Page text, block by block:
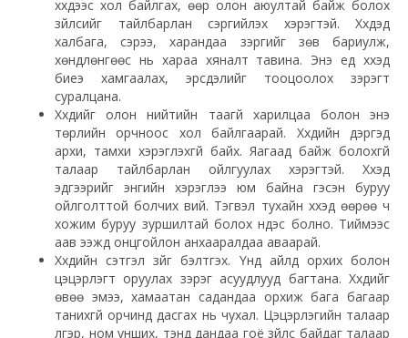
хүүхдээс хол байлгах, өөр олон аюултай байж болох
зүйлсийг тайлбарлан сэргийлэх хэрэгтэй. Хүүхдэд
халбага, сэрээ, харандаа зэргийг зөв бариулж,
хөндлөнгөөс нь хараа хяналт тавина. Энэ үед хүүхэд
биеэ хамгаалах, эрсдэлийг тооцоолох зэрэгт
суралцана.
Хүүхдийг олон нийтийн таагүй харилцаа болон энэ
төрлийн орчноос хол байлгаарай. Хүүхдийн дэргэд
архи, тамхи хэрэглэхгүй байх. Яагаад байж болохгүй
талаар тайлбарлан ойлгуулах хэрэгтэй. Хүүхэд
эдгээрийг энгийн хэрэглээ юм байна гэсэн буруу
ойлголттой болчих вий. Тэгвэл тухайн хүүхэд өөрөө ч
хожим буруу зуршилтай болох үндэс болно. Тиймээс
аав ээжүүд онцгойлон анхааралдаа аваарай.
Хүүхдийн сэтгэл зүйг бэлтгэх. Үүнд айлд орхих болон
цэцэрлэгт оруулах зэрэг асуудлууд багтана. Хүүхдийг
өвөө эмээ, хамаатан садандаа орхиж бага багаар
танихгүй орчинд дасгах нь чухал. Цэцэрлэгийн талаар
үлгэр, ном унших, тэнд дандаа гоё зүйлс байдаг талаар